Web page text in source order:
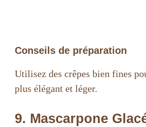
Conseils de préparation
Utilisez des crêpes bien fines
plus élégant et léger.
9. Mascarpone